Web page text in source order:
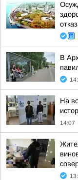
В
На
14:07